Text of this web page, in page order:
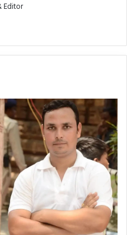
Editor